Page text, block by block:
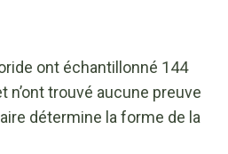
ont échantillonné 144
n’ont trouvé aucune preuve
détermine la forme de la